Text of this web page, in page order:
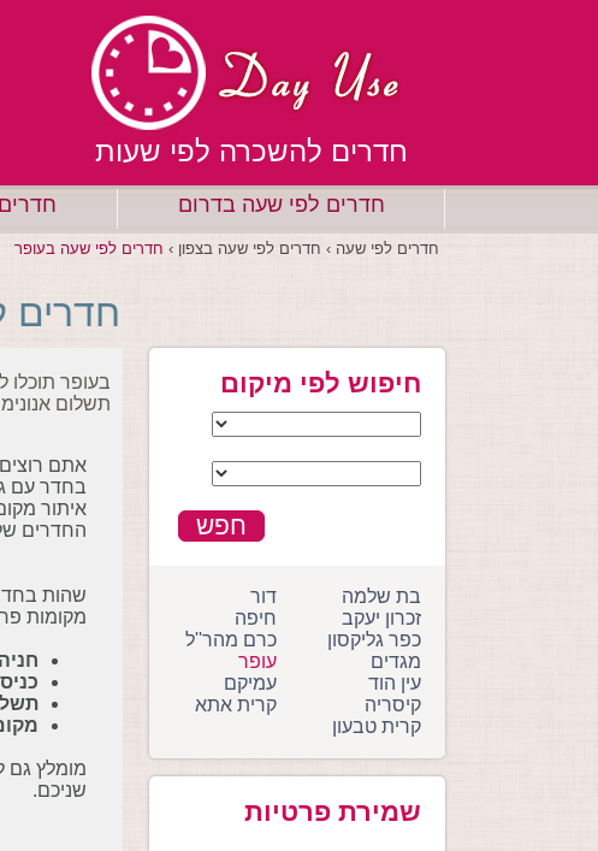
חדרים להשכרה לפי שעות
חדרים לפי שעה בדרום
חדרים לפי שעה › חדרים לפי שעה בצפון › חדרים לפי שעה בעופר
חדרים
בעופר
תשלום
אתם
בחדר עם
החדרים
שהות
מקומות פרטיים
מומלץ גם
שניכם.
חיפוש לפי מיקום
חפש
בת שלמה
זכרון יעקב
כפר גליקסון
מגדים
עין הוד
קיסריה
קרית טבעון
דור
חיפה
כרם מהר''ל
עופר
עמיקם
קרית אתא
שמירת פרטיות